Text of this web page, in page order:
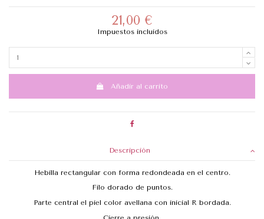
21,00 €
Impuestos incluidos
Añadir al carrito
Descripción
Hebilla rectangular con forma redondeada en el centro.
Filo dorado de puntos.
Parte central el piel color avellana con inicial R bordada.